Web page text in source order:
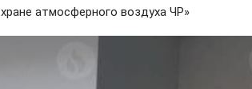
атмосферного воздуха ЧР»